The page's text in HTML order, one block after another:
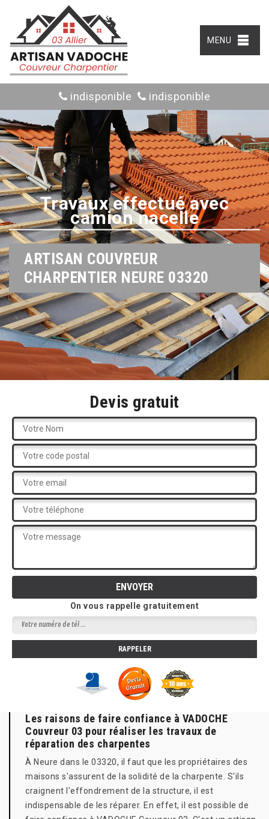
MENU
indisponible indisponible
Travaux effectué avec
camion nacelle
ARTISAN COUVREUR
CHARPENTIER NEURE 03320
Devis gratuit
On vous rappelle gratuitement
Les raisons de faire confiance à VADOCHE
Couvreur 03 pour réaliser les travaux de
réparation des charpentes
À Neure dans le 03320, il faut que les propriétaires des
maisons s'assurent de la solidité de la charpente. S'ils
craignent l'effondrement de la structure, il est
indispensable de les réparer. En effet, il est possible de